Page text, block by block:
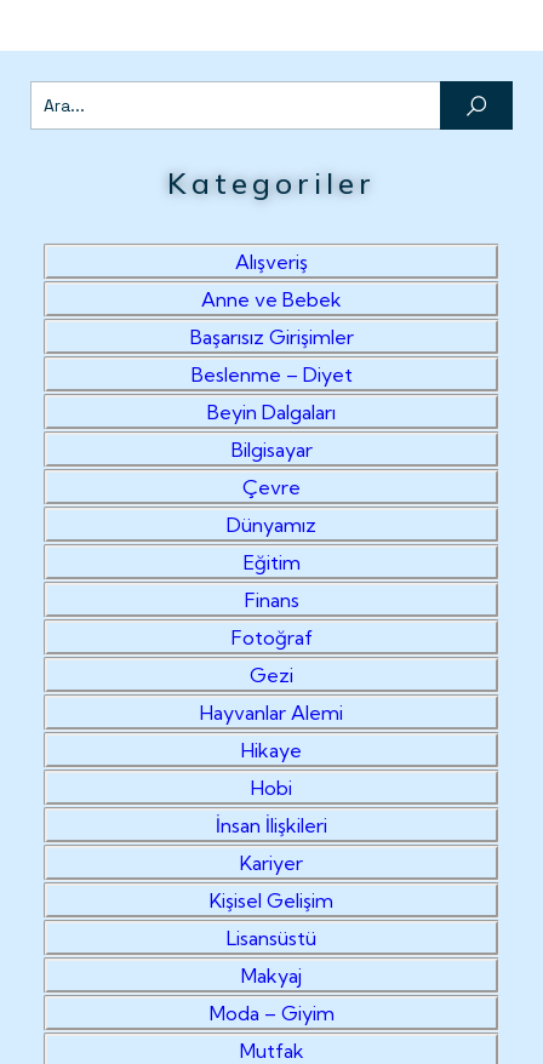
Kategoriler
Alışveriş
Anne ve Bebek
Başarısız Girişimler
Beslenme – Diyet
Beyin Dalgaları
Bilgisayar
Çevre
Dünyamız
Eğitim
Finans
Fotoğraf
Gezi
Hayvanlar Alemi
Hikaye
Hobi
İnsan İlişkileri
Kariyer
Kişisel Gelişim
Lisansüstü
Makyaj
Moda – Giyim
Mutfak